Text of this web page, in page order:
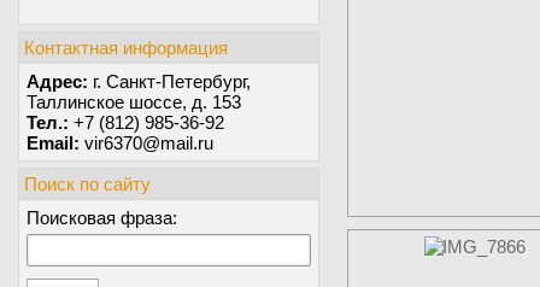
Контактная информация
Адрес: г. Санкт-Петербург,
Таллинское шоссе, д. 153
Тел.: +7 (812) 985-36-92
Email: vir6370@mail.ru
Поиск по сайту
Поисковая фраза: